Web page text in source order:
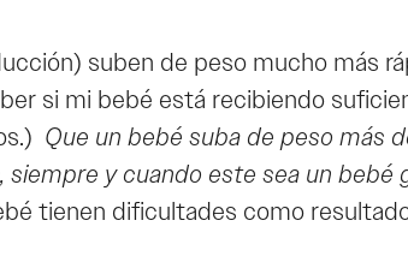
suben de peso mucho más
si mi bebé está recibiendo
Que un bebé suba de peso más
y cuando este sea un bebé
tienen dificultades como